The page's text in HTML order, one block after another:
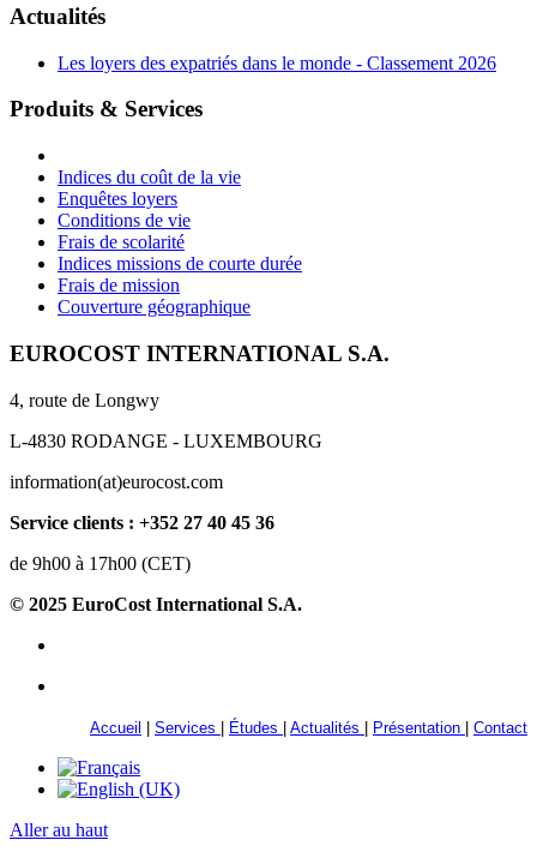
Actualités
Les loyers des expatriés dans le monde - Classement 2026
Produits & Services
Indices du coût de la vie
Enquêtes loyers
Conditions de vie
Frais de scolarité
Indices missions de courte durée
Frais de mission
Couverture géographique
EUROCOST INTERNATIONAL S.A.
4, route de Longwy
L-4830 RODANGE - LUXEMBOURG
information(at)eurocost.com
Service clients : +352 27 40 45 36
de 9h00 à 17h00 (CET)
© 2025 EuroCost International S.A.
Accueil | Services | Études | Actualités | Présentation | Contact
Aller au haut